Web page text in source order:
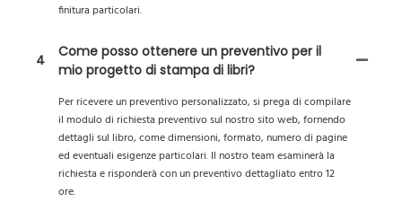
finitura particolari.
4
Come posso ottenere un preventivo per il
mio progetto di stampa di libri?
Per ricevere un preventivo personalizzato, si prega di compilare
il modulo di richiesta preventivo sul nostro sito web, fornendo
dettagli sul libro, come dimensioni, formato, numero di pagine
ed eventuali esigenze particolari. Il nostro team esaminerà la
richiesta e risponderà con un preventivo dettagliato entro 12
ore.